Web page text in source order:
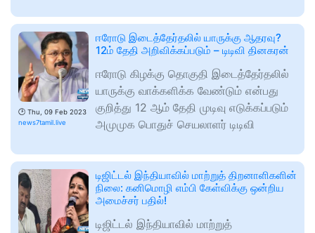
🕑 Thu, 09 Feb 2023
news7tamil.live
ஈரோடு இடைத்தேர்தலில் யாருக்கு ஆதரவு?
12ம் தேதி அறிவிக்கப்படும் – டிடிவி தினகரன்
ஈரோடு கிழக்கு தொகுதி இடைத்தேர்தலில்
யாருக்கு வாக்களிக்க வேண்டும் என்பது
குறித்து 12 ஆம் தேதி முடிவு எடுக்கப்படும்
அமுமுக பொதுச் செயலாளர் டிடிவி
டிஜிட்டல் இந்தியாவில் மாற்றுத் திறனாளிகளின்
நிலை: கனிமொழி எம்பி கேள்விக்கு ஒன்றிய
அமைச்சர் பதில்!
டிஜிட்டல் இந்தியாவில் மாற்றுத்